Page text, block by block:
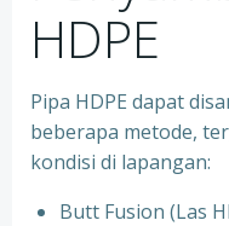
HDPE
Pipa HDPE dapat
beberapa metode,
kondisi di lapangan:
Butt Fusion (Las